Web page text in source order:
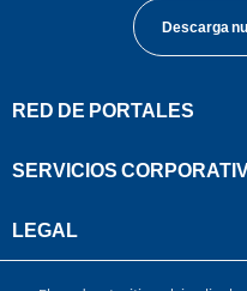
Descarga
RED DE PORTALES
SERVICIOS
LEGAL